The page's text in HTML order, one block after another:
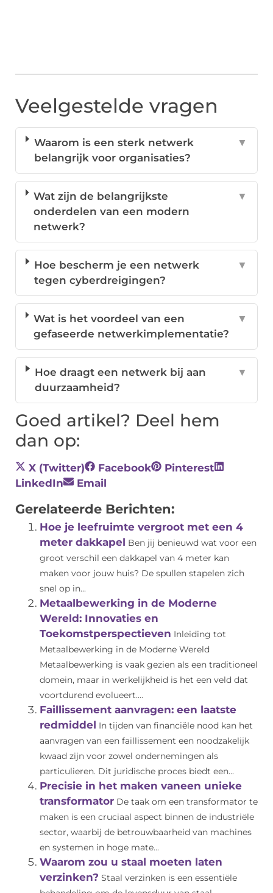
Veelgestelde vragen
Waarom is een sterk netwerk
belangrijk voor organisaties?
▼
Wat zijn de belangrijkste
onderdelen van een modern
netwerk?
▼
Hoe bescherm je een netwerk
tegen cyberdreigingen?
▼
Wat is het voordeel van een
gefaseerde netwerkimplementatie?
▼
Hoe draagt een netwerk bij aan
duurzaamheid?
▼
Goed artikel? Deel hem
dan op:
X (Twitter) Facebook
Pinterest
LinkedIn
Email
Gerelateerde Berichten:
Hoe je leefruimte vergroot met een 4
meter dakkapel Ben jij benieuwd wat voor een
groot verschil een dakkapel van 4 meter kan
maken voor jouw huis? De spullen stapelen zich
snel op in...
Metaalbewerking in de Moderne
Wereld: Innovaties en
Toekomstperspectieven Inleiding tot
Metaalbewerking in de Moderne Wereld
Metaalbewerking is vaak gezien als een traditioneel
domein, maar in werkelijkheid is het een veld dat
voortdurend evolueert....
Faillissement aanvragen: een laatste
redmiddel In tijden van financiële nood kan het
aanvragen van een faillissement een noodzakelijk
kwaad zijn voor zowel ondernemingen als
particulieren. Dit juridische proces biedt een...
Precisie in het maken vaneen unieke
transformator De taak om een transformator te
maken is een cruciaal aspect binnen de industriële
sector, waarbij de betrouwbaarheid van machines
en systemen in hoge mate...
Waarom zou u staal moeten laten
verzinken? Staal verzinken is een essentiële